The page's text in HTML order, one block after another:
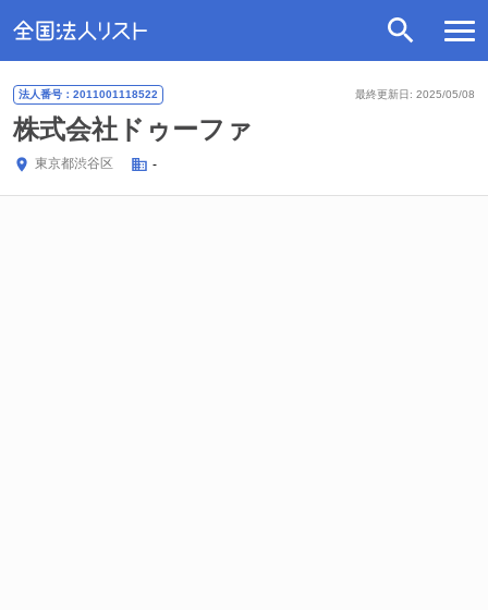
最終更新日: 2025/05/08
法人番号：2011001118522
株式会社ドゥーファ
東京都渋谷区 -